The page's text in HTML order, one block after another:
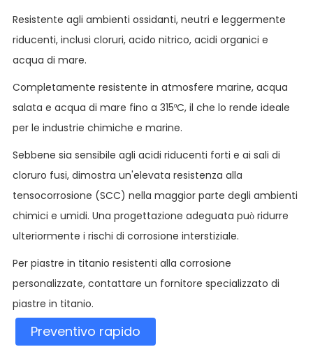
Resistente agli ambienti ossidanti, neutri e leggermente
riducenti, inclusi cloruri, acido nitrico, acidi organici e
acqua di mare.
Completamente resistente in atmosfere marine, acqua
salata e acqua di mare fino a 315ºC, il che lo rende ideale
per le industrie chimiche e marine.
Sebbene sia sensibile agli acidi riducenti forti e ai sali di
cloruro fusi, dimostra un'elevata resistenza alla
tensocorrosione (SCC) nella maggior parte degli ambienti
chimici e umidi. Una progettazione adeguata può ridurre
ulteriormente i rischi di corrosione interstiziale.
Per piastre in titanio resistenti alla corrosione
personalizzate, contattare un fornitore specializzato di
piastre in titanio.
Preventivo rapido